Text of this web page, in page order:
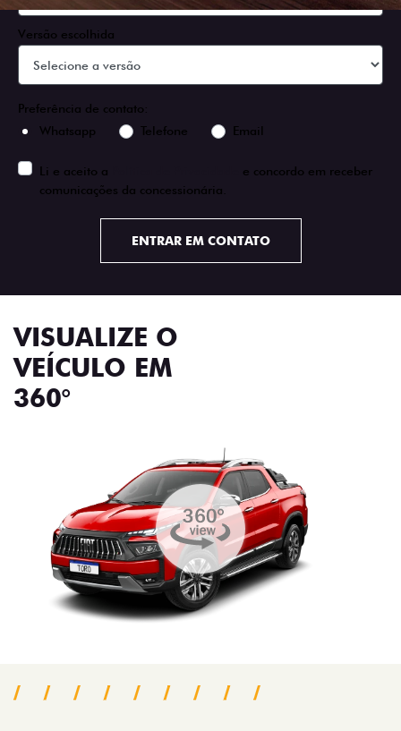
Versão escolhida
Preferência de contato:
Whatsapp
Telefone Email
Li e aceito a
e concordo em receber
comunicações da concessionária.
ENTRAR EM CONTATO
VISUALIZE O
VEÍCULO EM
360°